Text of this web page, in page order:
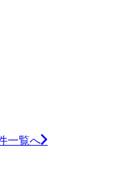
一覧へ